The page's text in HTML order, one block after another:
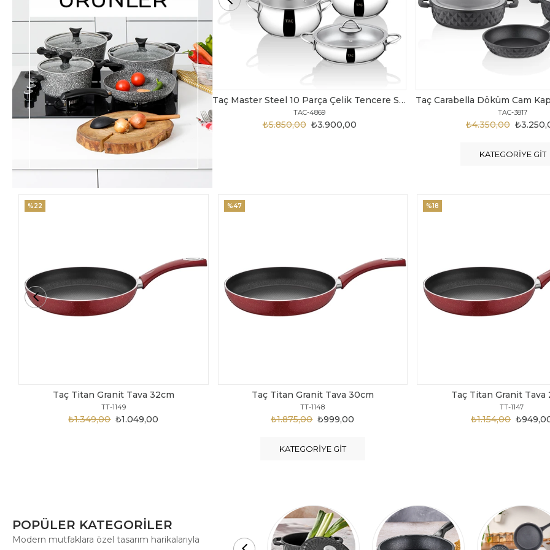
TAC-4869
₺3.900,00
₺5.850,00
Taç Carabella Döküm Cam Kapak 7 Parça Tencere Seti Siyah
TAC-3817
₺3.250,00
₺4.350,00
TAC-3730
₺6.300,00
KATEGORIYE GIT
Taç Titan Granit Tava 30cm
TT-1148
₺999,00
₺1.875,00
%47
Taç Titan Granit Tava 28cm
TT-1147
₺949,00
₺1.154,00
%18
Taç Titan Granit Tava
TT-1146
₺1.124,00
%20
KATEGORIYE GIT
POPÜLER KATEGORİLER
Modern mutfaklara özel tasarım harikalarıyla